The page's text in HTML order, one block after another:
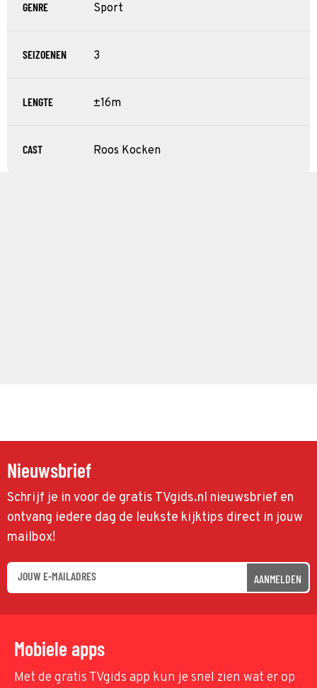
GENRE Sport
SEIZOENEN 3
LENGTE ±16m
CAST Roos Kocken
Nieuwsbrief
Schrijf je in voor de gratis TVgids.nl nieuwsbrief en
ontvang iedere dag de leukste kijktips direct in jouw
mailbox!
AANMELDEN
Mobiele apps
Met de gratis TVgids app kun je snel zien wat er op